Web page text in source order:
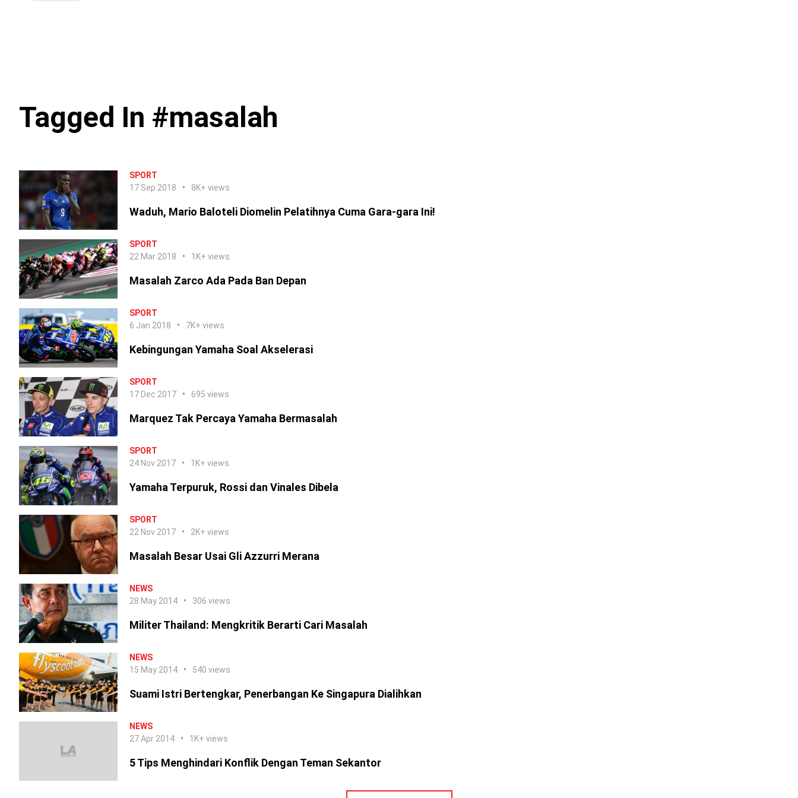
Tagged In #masalah
SPORT
17 Sep 2018
8K+ views
Waduh, Mario Baloteli Diomelin Pelatihnya Cuma Gara-gara Ini!
SPORT
22 Mar 2018
1K+ views
Masalah Zarco Ada Pada Ban Depan
SPORT
6 Jan 2018
7K+ views
Kebingungan Yamaha Soal Akselerasi
SPORT
17 Dec 2017
695 views
Marquez Tak Percaya Yamaha Bermasalah
SPORT
24 Nov 2017
1K+ views
Yamaha Terpuruk, Rossi dan Vinales Dibela
SPORT
22 Nov 2017
2K+ views
Masalah Besar Usai Gli Azzurri Merana
NEWS
28 May 2014
306 views
Militer Thailand: Mengkritik Berarti Cari Masalah
NEWS
15 May 2014
540 views
Suami Istri Bertengkar, Penerbangan Ke Singapura Dialihkan
NEWS
27 Apr 2014
1K+ views
5 Tips Menghindari Konflik Dengan Teman Sekantor